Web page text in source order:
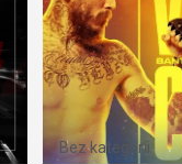
Bez kategorii